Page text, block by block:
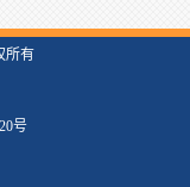
所有
号